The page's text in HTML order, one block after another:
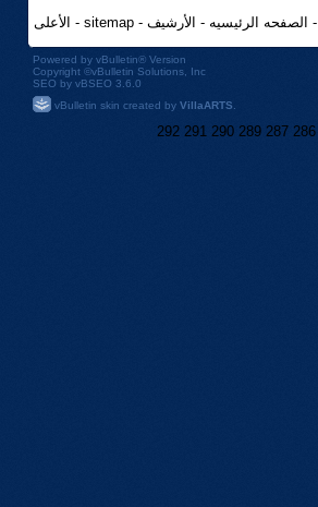
- الصفحه الرئيسيه - الأرشيف -
sitemap
- الأعلى
Powered by vBulletin®Version
Copyright ©vBulletin Solutions, Inc
SEO by vBSEO 3.6.0
vBulletin skin created by VillaARTS
286
287
289
290
291
292